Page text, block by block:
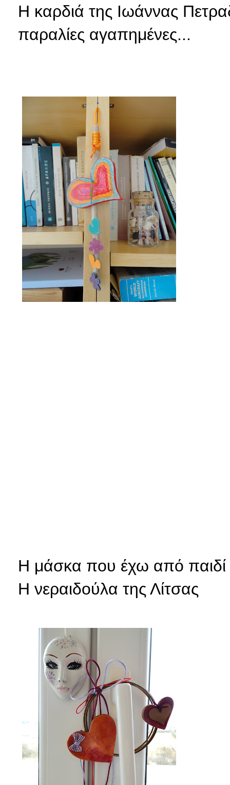
Η καρδιά της Ιωάννας
παραλίες αγαπημένες...
Η μάσκα που έχω από παιδί
Η νεραιδούλα της Λίτσας